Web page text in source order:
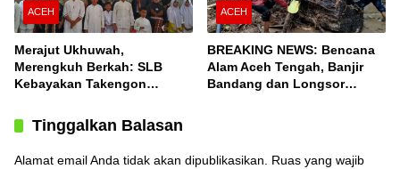
ACEH
Merajut Ukhuwah,
Merengkuh Berkah: SLB
Kebayakan Takengon
ACEH
BREAKING NEWS: Bencana
Alam Aceh Tengah, Banjir
Bandang dan Longsor
Tinggalkan Balasan
Alamat email Anda tidak akan dipublikasikan. Ruas yang wajib